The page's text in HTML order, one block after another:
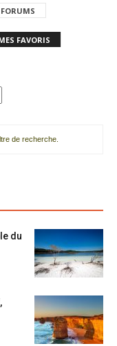
FORUMS
FAVORIS
de recherche.
du